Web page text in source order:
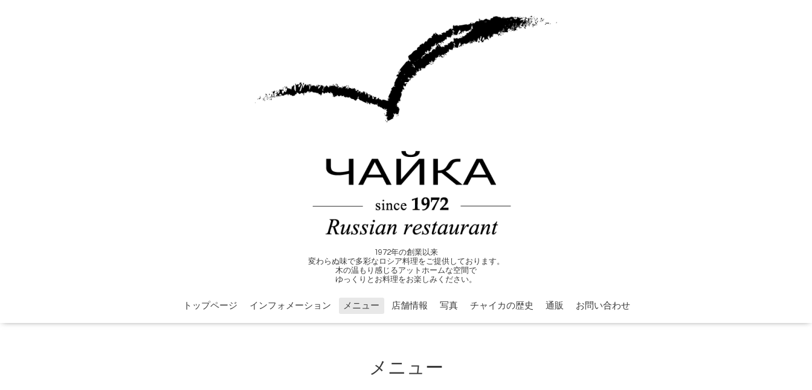
1972年の創業以来
変わらぬ味で多彩なロシア料理をご提供しております。
木の温もり感じるアットホームな空間で
ゆっくりとお料理をお楽しみください。
トップページ インフォメーション メニュー 店舗情報 写真 チャイカの歴史 通販 お問い合わせ
メニュー